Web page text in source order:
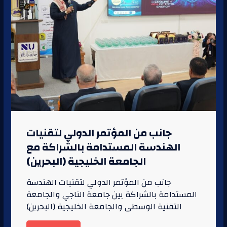
جانب من المؤتمر الدولي لتقنيات
الهندسة المستدامة بالشراكة مع
الجامعة الخليجية (البحرين)
جانب من المؤتمر الدولي لتقنيات الهندسة
المستدامة بالشراكة بين جامعة الناجي والجامعة
التقنية الوسطى والجامعة الخليجية (البحرين)